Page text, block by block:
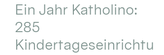
Ein Jahr Katholino:
285
Kindertageseinrichtu